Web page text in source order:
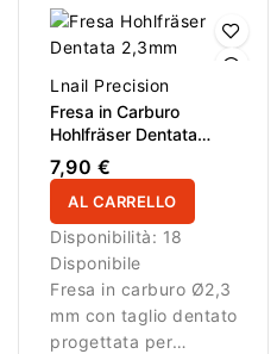
per rifinitura e riduzione
controllata del
materiale.
Lnail Precision
Fresa in Carburo
Hohlfräser Dentata
Ø2,3mm
7,90 €
AL CARRELLO
Disponibilità: 18
Disponibile
Fresa in carburo Ø2,3
mm con taglio dentato
progettata per